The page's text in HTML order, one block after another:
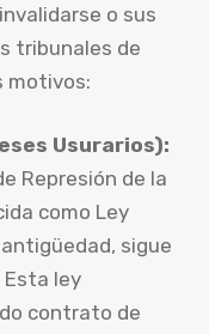
o sus
tribunales de
motivos:
Usurarios):
Represión de la
como Ley
sigue
ley
contrato de